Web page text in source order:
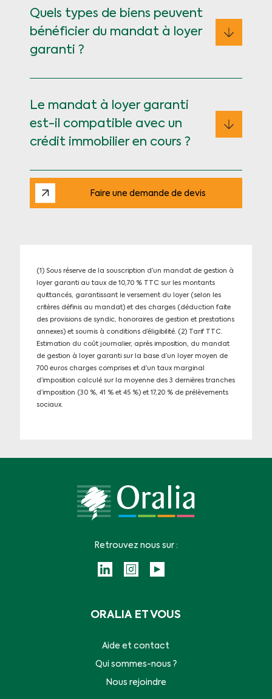
Quels types de biens peuvent
bénéficier du mandat à loyer
garanti ?
Le mandat à loyer garanti
est-il compatible avec un
crédit immobilier en cours ?
Faire une demande de devis
(1) Sous réserve de la souscription d’un mandat de gestion à
loyer garanti au taux de 10,70 % TTC sur les montants
quittancés, garantissant le versement du loyer (selon les
critères définis au mandat) et des charges (déduction faite
des provisions de syndic, honoraires de gestion et prestations
annexes) et soumis à conditions d’éligibilité. (2) Tarif TTC.
Estimation du coût journalier, après imposition, du mandat
de gestion à loyer garanti sur la base d’un loyer moyen de
700 euros charges comprises et d’un taux marginal
d’imposition calculé sur la moyenne des 3 dernières tranches
d’imposition (30 %, 41 % et 45 %) et 17,20 % de prélèvements
sociaux.
ORALIA ET VOUS
Aide et contact
Qui sommes-nous ?
Nous rejoindre
Retrouvez nous sur :